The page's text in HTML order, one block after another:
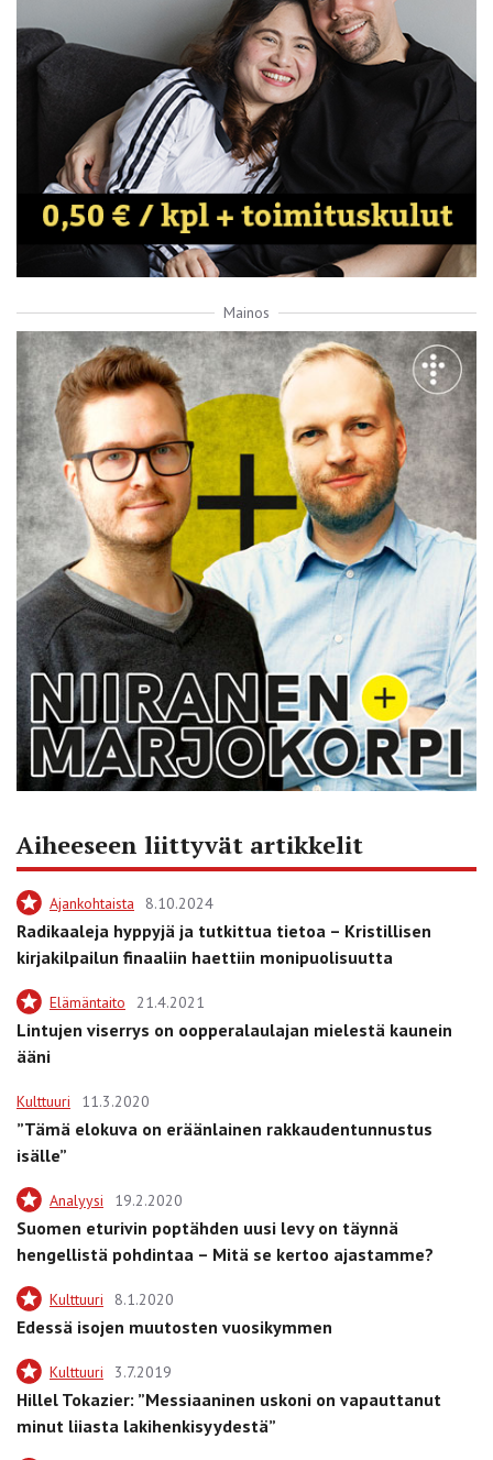
Mainos
Aiheeseen liittyvät artikkelit
Ajankohtaista 8.10.2024
Radikaaleja hyppyjä ja tutkittua tietoa – Kristillisen
kirjakilpailun finaaliin haettiin monipuolisuutta
Elämäntaito 21.4.2021
Lintujen viserrys on oopperalaulajan mielestä kaunein
ääni
Kulttuuri 11.3.2020
”Tämä elokuva on eräänlainen rakkaudentunnustus
isälle”
Analyysi 19.2.2020
Suomen eturivin poptähden uusi levy on täynnä
hengellistä pohdintaa – Mitä se kertoo ajastamme?
Kulttuuri 8.1.2020
Edessä isojen muutosten vuosikymmen
Kulttuuri 3.7.2019
Hillel Tokazier: ”Messiaaninen uskoni on vapauttanut
minut liiasta lakihenkisyydestä”